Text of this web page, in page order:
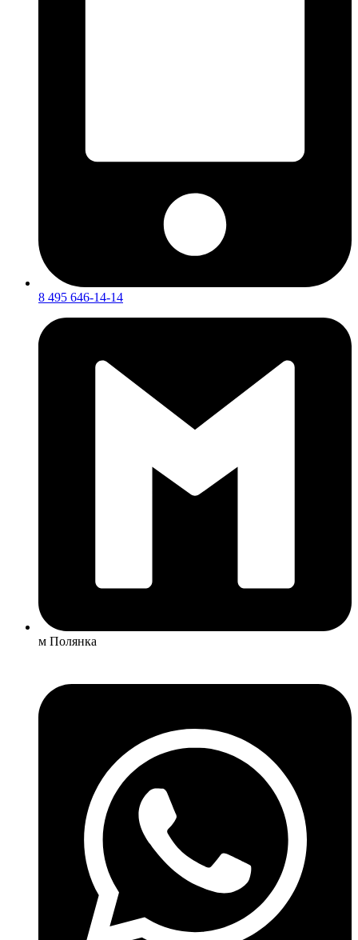
8 495 646-14-14
м Полянка